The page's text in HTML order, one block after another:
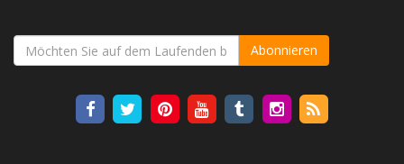
Abonnieren